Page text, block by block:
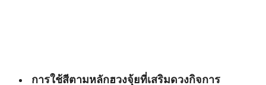
การใช้สีตามหลักฮวงจุ้ยที่เสริมดวงกิจการ